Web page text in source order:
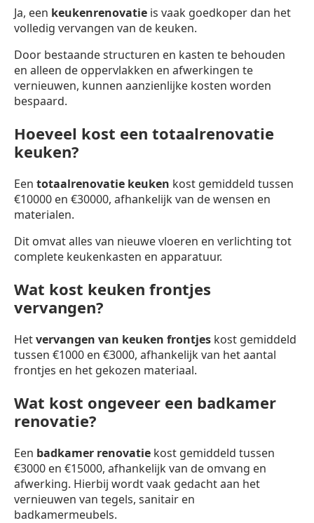
Ja, een keukenrenovatie is vaak goedkoper dan het
volledig vervangen van de keuken.
Door bestaande structuren en kasten te behouden
en alleen de oppervlakken en afwerkingen te
vernieuwen, kunnen aanzienlijke kosten worden
bespaard.
Hoeveel kost een totaalrenovatie
keuken?
Een totaalrenovatie keuken kost gemiddeld tussen
€10000 en €30000, afhankelijk van de wensen en
materialen.
Dit omvat alles van nieuwe vloeren en verlichting tot
complete keukenkasten en apparatuur.
Wat kost keuken frontjes
vervangen?
Hetvervangen van keuken frontjes kost gemiddeld
tussen €1000 en €3000, afhankelijk van het aantal
frontjes en het gekozen materiaal.
Wat kost ongeveer een badkamer
renovatie?
Een badkamer renovatie kost gemiddeld tussen
€3000 en €15000, afhankelijk van de omvang en
afwerking. Hierbij wordt vaak gedacht aan het
vernieuwen van tegels, sanitair en
badkamermeubels.